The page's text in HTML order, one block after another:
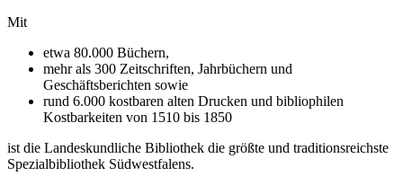
Mit
etwa 80.000 Büchern,
mehr als 300 Zeitschriften, Jahrbüchern und
Geschäftsberichten sowie
rund 6.000 kostbaren alten Drucken und bibliophilen
Kostbarkeiten von 1510 bis 1850
ist die Landeskundliche Bibliothek die größte und traditionsreichste
Spezialbibliothek Südwestfalens.